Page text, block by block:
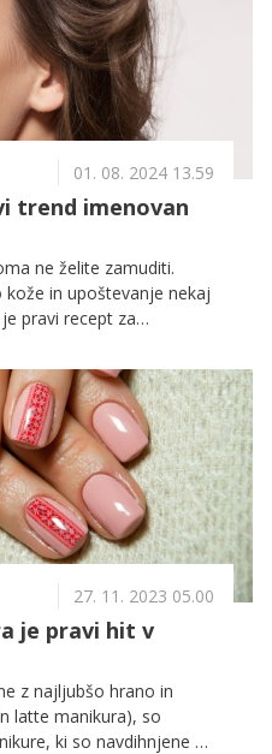
01. 08. 2024 13.59
trend imenovan
ne želite zamuditi.
in upoštevanje nekaj
pravi recept za
27. 11. 2023 05.00
je pravi hit v
z najljubšo hrano in
latte manikura), so
ki so navdihnjene z